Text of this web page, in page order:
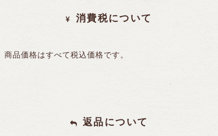
消費税について
商品価格はすべて税込価格です。
返品について